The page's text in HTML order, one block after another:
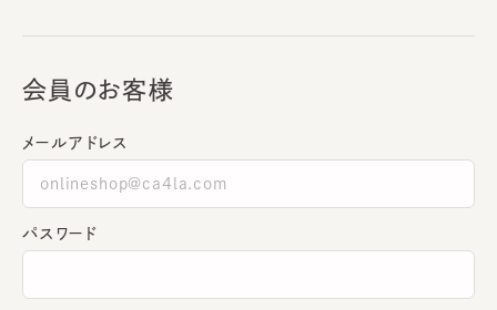
会員のお客様
メールアドレス
パスワード